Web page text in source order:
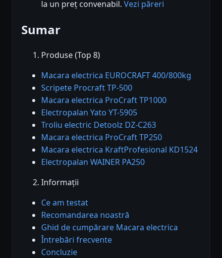
la un preț convenabil. Vezi păreri
Sumar
Produse (Top 8)
Macara electrica EUROCRAFT 400/800kg
Scripete Procraft TP-500
Macara electrica ProCraft TP1000
Electropalan Yato YT-5905
Troliu electric Detoolz DZ-C263
Macara electrica ProCraft TP250
Macara electrica KraftProfesional KD1524
Electropalan WAINER PA250
Informații
Ce am testat
Recomandarea noastră
Ghid de cumpărare Macara electrica
Întrebări frecvente
Concluzie